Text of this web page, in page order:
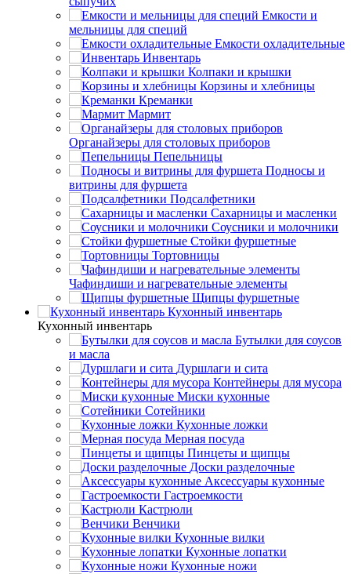
Емкости и
мельницы для специй
Емкости охладительные
Инвентарь
Колпаки и крышки
Корзины и хлебницы
Креманки
Мармит
Органайзеры для столовых приборов
Пепельницы
Подносы и
витрины для фуршета
Подсалфетники
Сахарницы и масленки
Соусники и молочники
Стойки фуршетные
Тортовницы
Чафиндиши и нагревательные элементы
Щипцы фуршетные
Кухонный инвентарь
Кухонный инвентарь
Бутылки для соусов
и масла
Дуршлаги и сита
Контейнеры для мусора
Миски кухонные
Сотейники
Кухонные ложки
Мерная посуда
Пинцеты и щипцы
Доски разделочные
Аксессуары кухонные
Гастроемкости
Кастрюли
Венчики
Кухонные вилки
Кухонные лопатки
Кухонные ножи